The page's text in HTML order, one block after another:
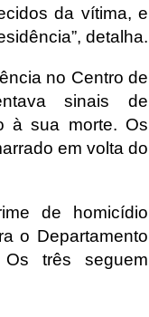
da vítima, e
detalha.
no Centro de
sinais de
à sua morte. Os
em volta do
de homicídio
o Departamento
três seguem